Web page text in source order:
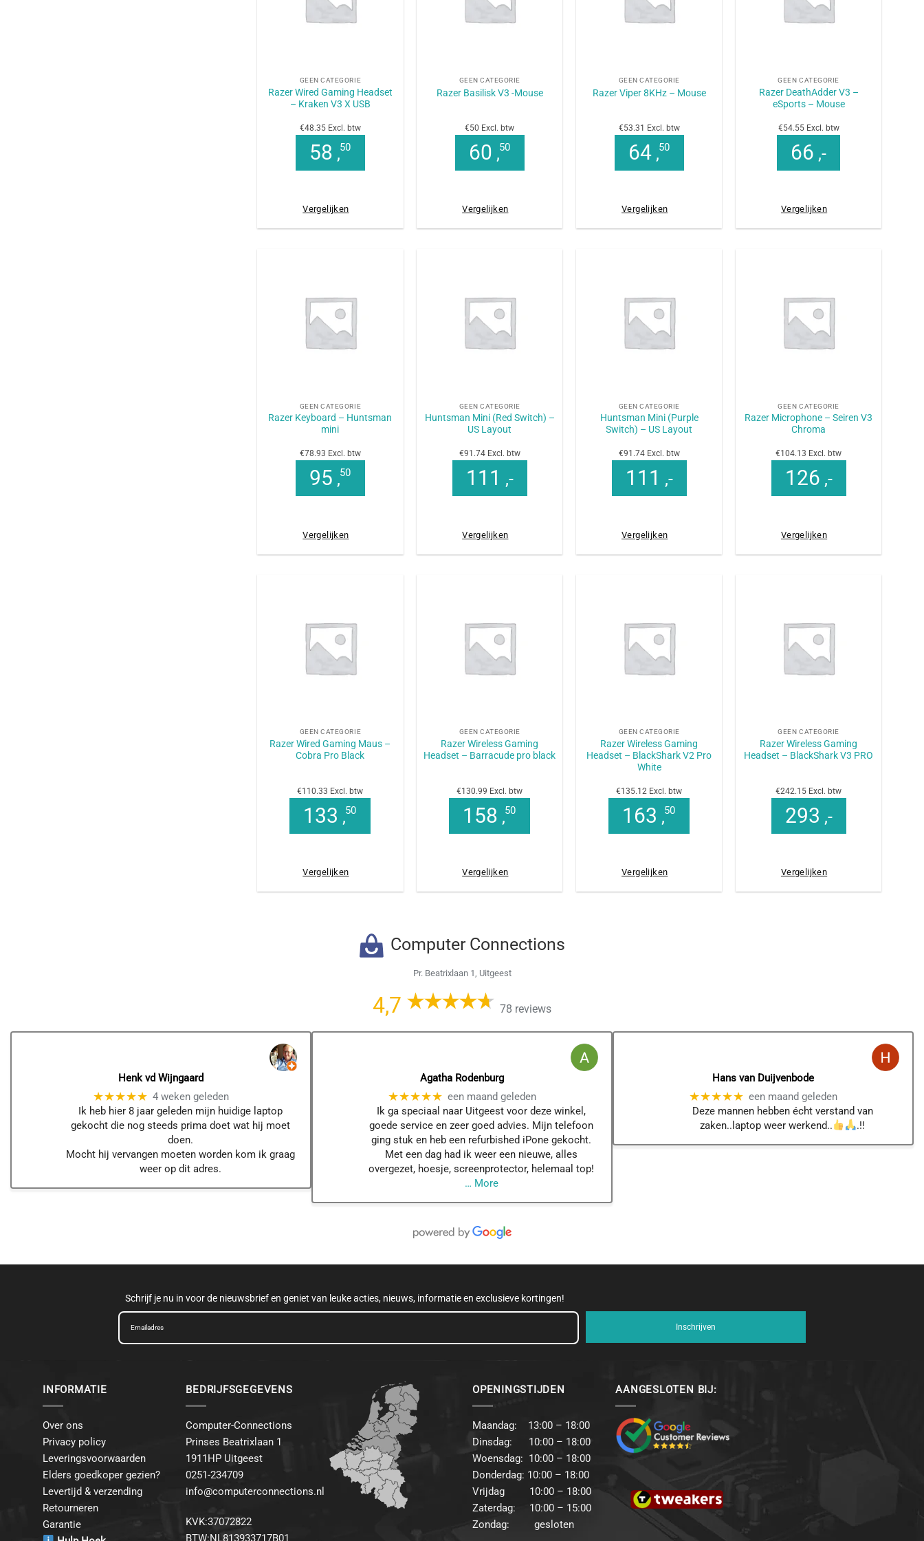
GEEN CATEGORIE
Razer Wired Gaming Headset
– Kraken V3 X USB
€48.35 Excl. btw
58 ,50
Vergelijken
GEEN CATEGORIE
Razer Basilisk V3 -Mouse
€50 Excl. btw
60 ,50
Vergelijken
GEEN CATEGORIE
Razer Viper 8KHz – Mouse
€53.31 Excl. btw
64,50
Vergelijken
GEEN CATEGORIE
Razer DeathAdder V3 –
eSports – Mouse
€54.55 Excl. btw
66 ,-
Vergelijken
GEEN CATEGORIE
Razer Keyboard – Huntsman
mini
€78.93 Excl. btw
95 ,50
Vergelijken
GEEN CATEGORIE
Huntsman Mini (Red Switch) –
US Layout
€91.74 Excl. btw
111 ,-
Vergelijken
GEEN CATEGORIE
Huntsman Mini (Purple
Switch) – US Layout
€91.74 Excl. btw
111 ,-
Vergelijken
GEEN CATEGORIE
Razer Microphone – Seiren V3
Chroma
€104.13 Excl. btw
126 ,-
Vergelijken
GEEN CATEGORIE
Razer Wired Gaming Maus –
Cobra Pro Black
€110.33 Excl. btw
133 ,50
Vergelijken
GEEN CATEGORIE
Razer Wireless Gaming
Headset – Barracude pro black
€130.99 Excl. btw
158 ,50
Vergelijken
GEEN CATEGORIE
Razer Wireless Gaming
Headset – BlackShark V2 Pro
White
€135.12 Excl. btw
163 ,50
Vergelijken
GEEN CATEGORIE
Razer Wireless Gaming
Headset – BlackShark V3 PRO
€242.15 Excl. btw
293 ,-
Vergelijken
Computer Connections
Pr. Beatrixlaan 1, Uitgeest
4,7 78 reviews
Henk vd Wijngaard
★★★★★ 4 weken geleden
Ik heb hier 8 jaar geleden mijn huidige laptop
gekocht die nog steeds prima doet wat hij moet
doen.
Mocht hij vervangen moeten worden kom ik graag
weer op dit adres.
Agatha Rodenburg
★★★★★ een maand geleden
Ik ga speciaal naar Uitgeest voor deze winkel,
goede service en zeer goed advies. Mijn telefoon
ging stuk en heb een refurbished iPone gekocht.
Met een dag had ik weer een nieuwe, alles
overgezet, hoesje, screenprotector, helemaal top!
… More
Hans van Duijvenbode
★★★★★ een maand geleden
Deze mannen hebben écht verstand van
zaken..laptop weer werkend..
.!!
Schrijf je nu in voor de nieuwsbrief en geniet van leuke acties, nieuws, informatie en exclusieve kortingen!
Inschrijven
INFORMATIE
Over ons
Privacy policy
Leveringsvoorwaarden
Elders goedkoper gezien?
Levertijd & verzending
Retourneren
Garantie
BEDRIJFSGEGEVENS
Computer-Connections
Prinses Beatrixlaan 1
1911HP Uitgeest
0251-234709
info@computerconnections.nl
KVK:37072822
BTW:NL813933717B01
OPENINGSTIJDEN
Maandag: 13:00 – 18:00
Dinsdag: 10:00 – 18:00
Woensdag: 10:00 – 18:00
Donderdag: 10:00 – 18:00
Vrijdag 10:00 – 18:00
Zaterdag: 10:00 – 15:00
Zondag: gesloten
AANGESLOTEN BIJ: